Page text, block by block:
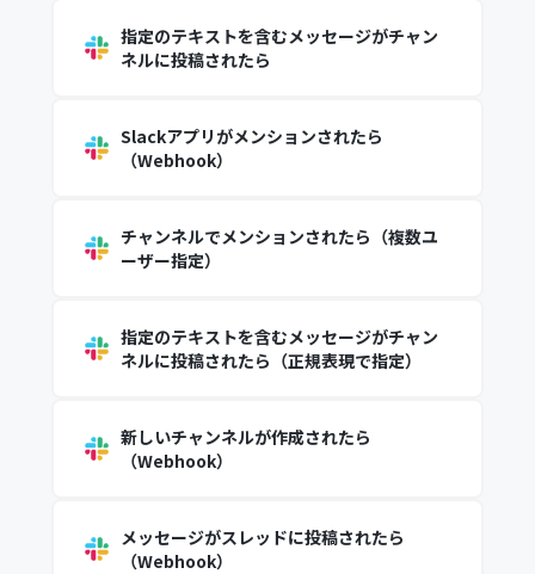
指定のテキストを含むメッセージがチャン
ネルに投稿されたら
Slackアプリがメンションされたら
（Webhook）
チャンネルでメンションされたら（複数ユ
ーザー指定）
指定のテキストを含むメッセージがチャン
ネルに投稿されたら（正規表現で指定）
新しいチャンネルが作成されたら
（Webhook）
メッセージがスレッドに投稿されたら
（Webhook）